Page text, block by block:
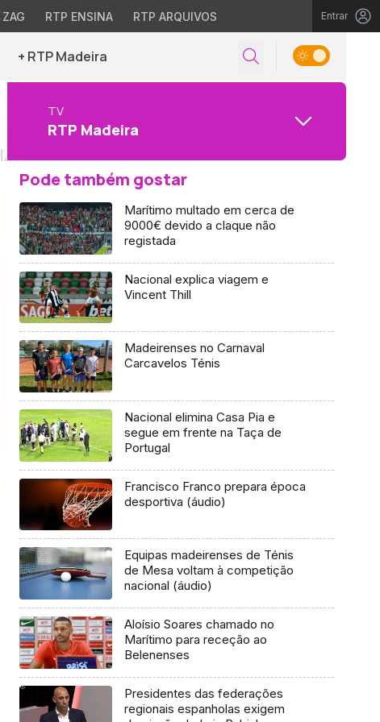
RTP ENSINA RTP ARQUIVOS Entrar
+ RTP Madeira
TV
RTP Madeira
Pode também gostar
Marítimo multado em cerca de
9000€ devido a claque não
registada
Nacional explica viagem e
Vincent Thill
Madeirenses no Carnaval
Carcavelos Ténis
Nacional elimina Casa Pia e
segue em frente na Taça de
Portugal
Francisco Franco prepara época
desportiva (áudio)
Equipas madeirenses de Ténis
de Mesa voltam à competição
nacional (áudio)
Aloísio Soares chamado no
Marítimo para receção ao
Belenenses
Presidentes das federações
regionais espanholas exigem